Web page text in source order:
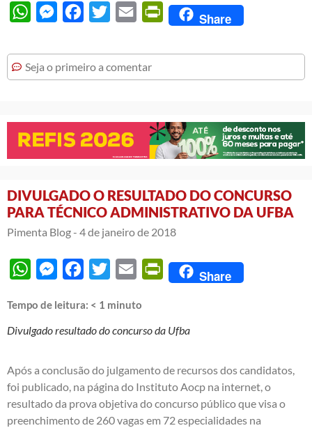
WhatsAppMessengerFacebook
Twitter Email PrintFriendly
Share
Seja o primeiro a comentar
DIVULGADO O RESULTADO DO CONCURSO
PARA TÉCNICO ADMINISTRATIVO DA UFBA
Pimenta Blog - 4 de janeiro de 2018
WhatsAppMessengerFacebook
Twitter Email PrintFriendly
Share
Tempo de leitura: < 1 minuto
Divulgado resultado do concurso da Ufba
Após a conclusão do julgamento de recursos dos candidatos,
foi publicado, na página do Instituto Aocp na internet, o
resultado da prova objetiva do concurso público que visa o
preenchimento de 260 vagas em 72 especialidades na